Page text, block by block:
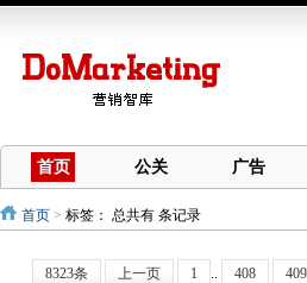
首页 公关 广告
首页 > 标签： 总共有 条记录
8323条 上一页 1 .. 408 409